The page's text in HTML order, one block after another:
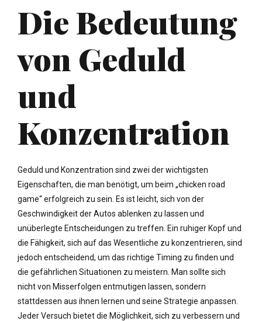
Die Bedeutung
von Geduld
und
Konzentration
Geduld und Konzentration sind zwei der wichtigsten
Eigenschaften, die man benötigt, um beim „chicken road
game“ erfolgreich zu sein. Es ist leicht, sich von der
Geschwindigkeit der Autos ablenken zu lassen und
unüberlegte Entscheidungen zu treffen. Ein ruhiger Kopf und
die Fähigkeit, sich auf das Wesentliche zu konzentrieren, sind
jedoch entscheidend, um das richtige Timing zu finden und
die gefährlichen Situationen zu meistern. Man sollte sich
nicht von Misserfolgen entmutigen lassen, sondern
stattdessen aus ihnen lernen und seine Strategie anpassen.
Jeder Versuch bietet die Möglichkeit, sich zu verbessern und